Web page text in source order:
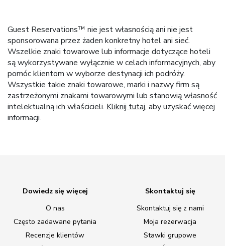
Guest Reservations™ nie jest własnością ani nie jest
sponsorowana przez żaden konkretny hotel ani sieć.
Wszelkie znaki towarowe lub informacje dotyczące hoteli
są wykorzystywane wyłącznie w celach informacyjnych, aby
pomóc klientom w wyborze destynacji ich podróży.
Wszystkie takie znaki towarowe, marki i nazwy firm są
zastrzeżonymi znakami towarowymi lub stanowią własność
intelektualną ich właścicieli. Kliknij tutaj, aby uzyskać więcej
informacji.
Dowiedz się więcej
O nas
Często zadawane pytania
Recenzje klientów
Skontaktuj się
Skontaktuj się z nami
Moja rezerwacja
Stawki grupowe